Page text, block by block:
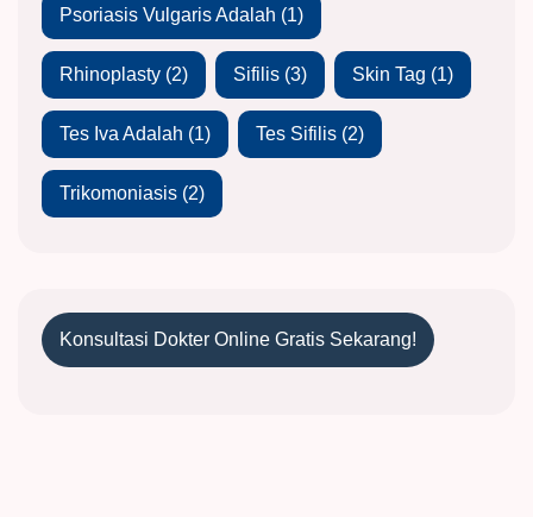
Psoriasis Vulgaris Adalah (1)
Rhinoplasty (2) Sifilis (3) Skin Tag (1)
Tes Iva Adalah (1) Tes Sifilis (2)
Trikomoniasis (2)
Konsultasi Dokter Online Gratis Sekarang!